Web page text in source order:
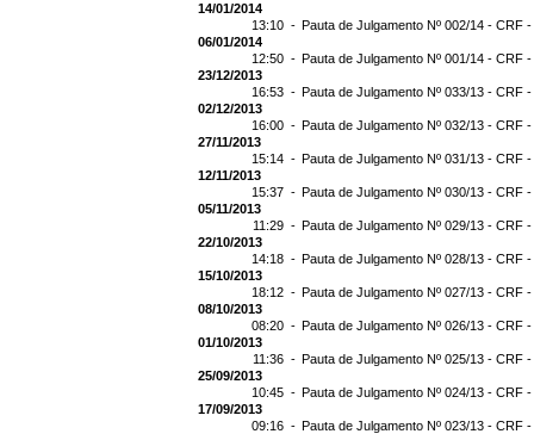
14/01/2014
13:10 - Pauta de Julgamento Nº 002/14 - CRF
06/01/2014
12:50 - Pauta de Julgamento Nº 001/14 - CRF
23/12/2013
16:53 - Pauta de Julgamento Nº 033/13 - CRF
02/12/2013
16:00 - Pauta de Julgamento Nº 032/13 - CRF
27/11/2013
15:14 - Pauta de Julgamento Nº 031/13 - CRF
12/11/2013
15:37 - Pauta de Julgamento Nº 030/13 - CRF
05/11/2013
11:29 - Pauta de Julgamento Nº 029/13 - CRF
22/10/2013
14:18 - Pauta de Julgamento Nº 028/13 - CRF
15/10/2013
18:12 - Pauta de Julgamento Nº 027/13 - CRF
08/10/2013
08:20 - Pauta de Julgamento Nº 026/13 - CRF
01/10/2013
11:36 - Pauta de Julgamento Nº 025/13 - CRF
25/09/2013
10:45 - Pauta de Julgamento Nº 024/13 - CRF
17/09/2013
09:16 - Pauta de Julgamento Nº 023/13 - CRF